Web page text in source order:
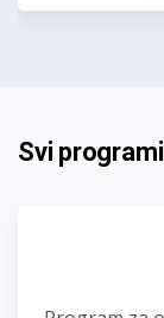
Svi programi